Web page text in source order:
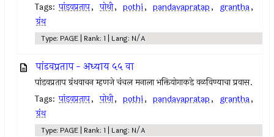
Tags: पांडवप्रताप, पोथी, pothi, pandavapratap, grantha,
ग्रंथ
Type: PAGE | Rank: 1 | Lang: N/A
पांडवप्रताप - अध्याय ५५ वा
पांडवप्रताप ग्रंथवाचन म्हणजे चंचल मनाला भक्तियोगाकडे वळविण्याचा प्रवास.
Tags: पांडवप्रताप, पोथी, pothi, pandavapratap, grantha,
ग्रंथ
Type: PAGE | Rank: 1 | Lang: N/A